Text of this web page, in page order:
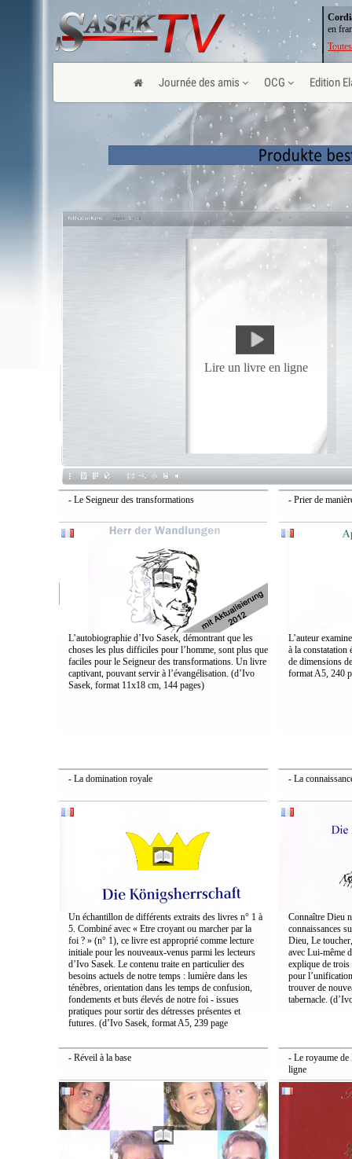
Journée des amis OCG Edition
en
Lire un livre en ligne
- Le Seigneur des transformations
L’autobiographie d’Ivo Sasek, démontrant que les
choses les plus difficiles pour l’homme, sont plus que
faciles pour le Seigneur des transformations. Un livre
captivant, pouvant servir à l’évangélisation. (d’Ivo
Sasek, format 11x18 cm, 144 pages)
- Prier de
L’auteur
à la constatation
de dimensions
format A5, 240
- La domination royale
Un échantillon de différents extraits des livres n° 1 à
5. Combiné avec « Etre croyant ou marcher par la
foi ? » (n° 1), ce livre est approprié comme lecture
initiale pour les nouveaux-venus parmi les lecteurs
d’Ivo Sasek. Le contenu traite en particulier des
besoins actuels de notre temps : lumière dans les
ténèbres, orientation dans les temps de confusion,
fondements et buts élevés de notre foi ‑ issues
pratiques pour sortir des détresses présentes et
futures. (d’Ivo Sasek, format A5, 239 page
- La
Connaître Dieu
connaissances
Dieu, Le
avec Lui-même
explique de trois
pour
trouver de
tabernacle.
- Réveil à la base
- Le royaume de
ligne